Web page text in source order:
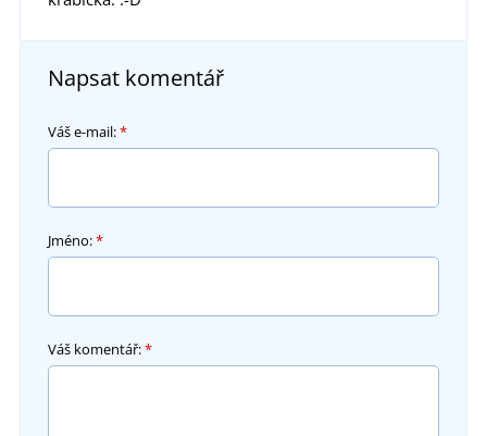
Napsat komentář
Váš e-mail:*
Jméno:*
Váš komentář:*